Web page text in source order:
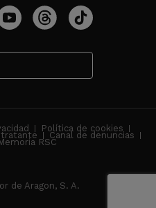
Política de cookies
Canal de denuncias
RSC
de Aragon, S. A.